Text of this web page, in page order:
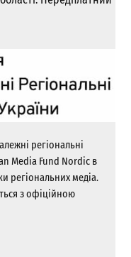
регіональні
Media Fund Nordic в
регіональних медіа.
з офіційною